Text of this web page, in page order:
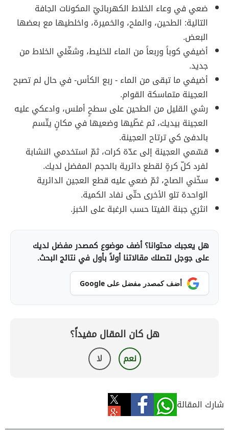
ضعي في وعاء الخلاط الكهربائيّ المكونات الجافة
التالية: الطحين، والملح، والخميرة، واخلطيها مع بعضها
البعض.
أضيفي كوباً وربعاً من الماء للخليط، وشغّلي الخلاط من
جديد.
أضيفي ما تبقى من الماء - ربع الكأس- في حال لم تصبح
العجينة متماسكة القوام.
رشي القليل من الطحين على سطحٍ أملس، وادعكي عليه
العجينة بيديك، ثم غطّيها وضعيها في مكانٍ يتّسم
بالدفئ كي ترتاح العجينة.
قسّمي العجينة إلى عدّة كرات، ثمّ استخدمي النشابة
لفرد كلّ كرةٍ لقطع دائرية بالحجم المفضل لديك.
سخّني الصاج، ثمّ ضعي عليه قطع العجين الدائرية
الواحدة تلو الأخرى حتّى نفاد الكمية.
انثري جبنة الفيتا حسب الرغبة على الخبز.
هل يعجبك محتوانا؟ أضف موضوع كمصدر مفضل لديك
على جوجل لتصلك مقالاتنا أولاً بأول في نتائج البحث.
أضف كمصدر مفضل على Google
هل كان المقال مفيداً؟
نعم لا
شارك المقالة